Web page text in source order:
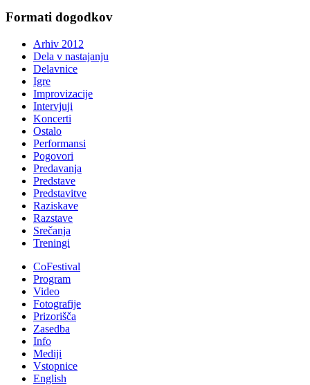
Formati dogodkov
Arhiv 2012
Dela v nastajanju
Delavnice
Igre
Improvizacije
Intervjuji
Koncerti
Ostalo
Performansi
Pogovori
Predavanja
Predstave
Predstavitve
Raziskave
Razstave
Srečanja
Treningi
CoFestival
Program
Video
Fotografije
Prizorišča
Zasedba
Info
Mediji
Vstopnice
English